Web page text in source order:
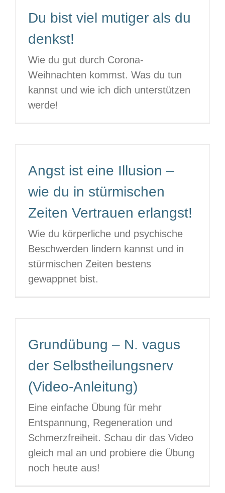
Du bist viel mutiger als du
denkst!
Wie du gut durch Corona-
Weihnachten kommst. Was du tun
kannst und wie ich dich unterstützen
werde!
Angst ist eine Illusion –
wie du in stürmischen
Zeiten Vertrauen erlangst!
Wie du körperliche und psychische
Beschwerden lindern kannst und in
stürmischen Zeiten bestens
gewappnet bist.
Grundübung – N. vagus
der Selbstheilungsnerv
(Video-Anleitung)
Eine einfache Übung für mehr
Entspannung, Regeneration und
Schmerzfreiheit. Schau dir das Video
gleich mal an und probiere die Übung
noch heute aus!